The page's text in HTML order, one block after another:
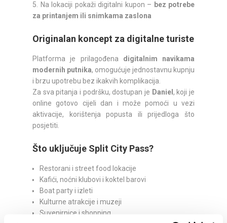
5. Na lokaciji pokaži digitalni kupon – bez potrebe
za printanjem ili snimkama zaslona
Originalan koncept za digitalne turiste
Platforma je prilagođena digitalnim navikama
modernih putnika, omogućuje jednostavnu kupnju
i brzu upotrebu bez ikakvih komplikacija.
Za sva pitanja i podršku, dostupan je Daniel , koji je
online gotovo cijeli dan i može pomoći u vezi
aktivacije, korištenja popusta ili prijedloga što
posjetiti.
Što uključuje Split City Pass?
Restorani i street food lokacije
Kafići, noćni klubovi i koktel barovi
Boat party i izleti
Kulturne atrakcije i muzeji
Suvenirnice i shopping